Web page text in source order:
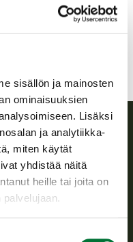
sisällön ja mainosten
ominaisuuksien
Lisäksi
ja analytiikka-
miten käytät
yhdistää näitä
heille tai joita on
riistataloutta, tukee
riistapolitiikan